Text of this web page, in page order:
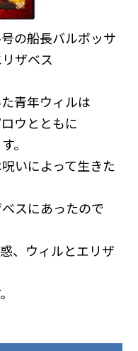
の船長バルボッサ
ザベス
青年ウィルは
ウとともに
。
いによって生きた
スにあったので
、ウィルとエリザ